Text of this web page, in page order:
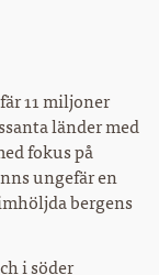
11 miljoner
länder med
fokus på
ungefär en
bergens
i söder